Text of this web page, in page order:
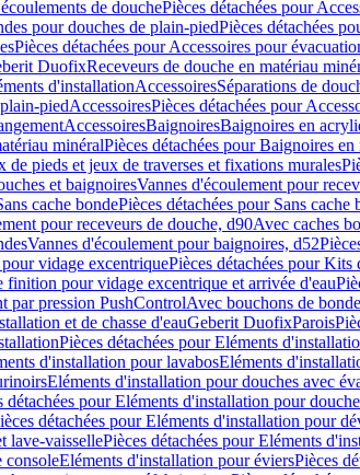
de douchePièces détachées pour
pour douches de plain-piedPièces détachées
Pièces détachées pour Accessoires pour
DuofixReceveurs de douche en matériau
d'installationAccessoiresSéparations de
piedAccessoiresPièces détachées pour
AccessoiresBaignoiresBaignoires en
minéralPièces détachées pour Baignoires
de pieds et jeux de traverses et fixations murales
et baignoiresVannes d'écoulement pour
cache bondePièces détachées pour Sans cache
pour receveurs de douche, d90Avec caches
Vannes d'écoulement pour baignoires, d52
vidage excentriquePièces détachées pour
finition pour vidage excentrique et arrivée d'eau
par pression PushControlAvec bouchons de bonde
et de chasse d'eauGeberit DuofixParois
Pièces détachées pour Eléments
d'installation pour lavabosEléments
Eléments d'installation pour douches avec
détachées pour Eléments d'installation pour
détachées pour Eléments d'installation pour
lave-vaissellePièces détachées pour Eléments
consoleEléments d'installation pour éviersPièces